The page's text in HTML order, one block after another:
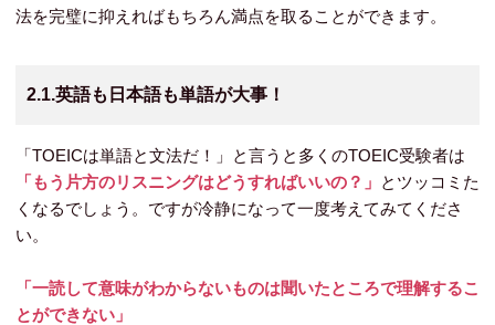
法を完璧に抑えればもちろん満点を取ることができます。
2.1.英語も日本語も単語が大事！
「TOEICは単語と文法だ！」と言うと多くのTOEIC受験者は
「もう片方のリスニングはどうすればいいの？」 とツッコミた
くなるでしょう。ですが冷静になって一度考えてみてくださ
い。
「一読して意味がわからないものは聞いたところで理解するこ
とができない」